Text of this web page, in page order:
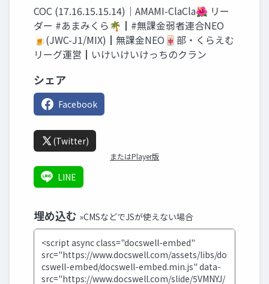
COC (17.16.15.15.14)｜AMAMI-ClaCla🌺 リー
ダー #あまみくら🌴┃#無課金弱者連合NEO
🍺(JWC-J1/MIX)┃無課金NEO🀄部・くらえむ
リーグ運営┃いけいけいけっちのクラン
シェア
Facebook
(Twitter)
またはPlayer版
LINE
埋め込む »CMSなどでJSが使えない場合